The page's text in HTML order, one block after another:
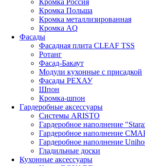
Кромка Польша
Кромка металлизированная
Кромка AQ
Фасады
Фасадная плита CLEAF TSS
Ротанг
Фасад-Бакаут
Модули кухонные с присадкой
Фасады РЕХАУ
Шпон
Кромка-шпон
Гардеробные аксессуары
Системы ARISTO
Гардеробное наполнение
Гардеробное наполнение
Гардеробное наполнение
Гладильные доски
Кухонные аксессуары